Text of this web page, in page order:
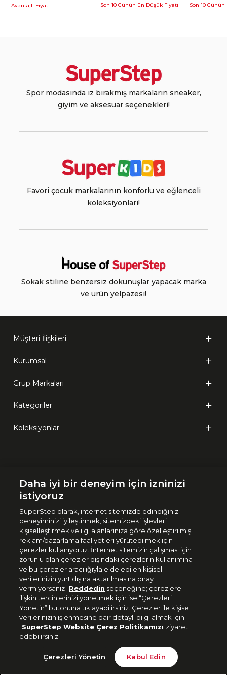
Tükendi
Avantajlı Fiyat Son 10 Günün En Düşük Fiyatı Son 10
Spor modasında iz bırakmış markaların sneaker,
giyim ve aksesuar seçenekleri!
Favori çocuk markalarının konforlu ve eğlenceli
koleksiyonları!
Sokak stiline benzersiz dokunuşlar yapacak marka
ve ürün yelpazesi!
Müşteri İlişkileri
Kurumsal
Grup Markaları
Kategoriler
Koleksiyonlar
🇹🇷 Türkiye
444 37 36
Uygulamadan Takip Edin
Bizi Takip Edin
Daha iyi bir deneyim için izninizi
istiyoruz
SuperStep olarak, internet sitemizde edindiğiniz
deneyiminizi iyileştirmek, sitemizdeki işlevleri
kişiselleştirmek ve ilgi alanlarınıza göre özelleştirilmiş
reklam/pazarlama faaliyetleri yürütebilmek için
çerezler kullanıyoruz. İnternet sitemizin çalışması için
zorunlu olan çerezler dışındaki çerezlerin kullanımına
ve bu çerezler aracılığıyla elde edilen kişisel
verilerinizin yurt dışına aktarılmasına onay
vermiyorsanız Reddedin seçeneğine; çerezlere
ilişkin tercihlerinizi yönetmek için ise “Çerezleri
Yönetin” butonuna tıklayabilirsiniz. Çerezler ile kişisel
verilerinizin işlenmesine dair detaylı bilgi almak için
SuperStep Website Çerez Politikamızı ziyaret
edebilirsiniz.
Çerezleri Yönetin Kabul Edin